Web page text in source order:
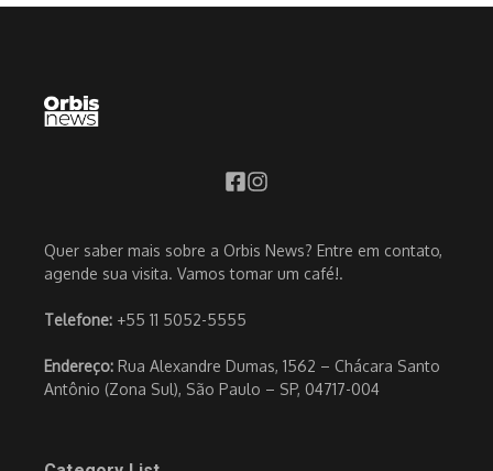
Quer saber mais sobre a Orbis News? Entre em contato,
agende sua visita. Vamos tomar um café!.
Telefone: +55 11 5052-5555
Endereço: Rua Alexandre Dumas, 1562 – Chácara Santo
Antônio (Zona Sul), São Paulo – SP, 04717-004